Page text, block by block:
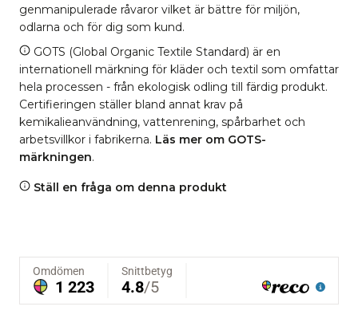
genmanipulerade råvaror vilket är bättre för miljön,
odlarna och för dig som kund.
GOTS (Global Organic Textile Standard) är en
internationell märkning för kläder och textil som omfattar
hela processen - från ekologisk odling till färdig produkt.
Certifieringen ställer bland annat krav på
kemikalieanvändning, vattenrening, spårbarhet och
arbetsvillkor i fabrikerna. Läs mer om GOTS-
märkningen.
Ställ en fråga om denna produkt